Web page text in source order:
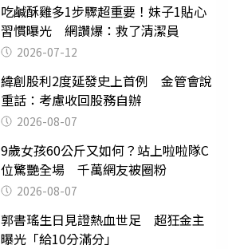
吃鹹酥雞多1步驟超重要！妹子1貼心
習慣曝光 網讚爆：救了清潔員
2026-07-12
緯創股利2度延發史上首例 金管會說
重話：考慮收回股務自辦
2026-08-07
9歲女孩60公斤又如何？站上啦啦隊C
位驚艷全場 千萬網友被圈粉
2026-08-07
郭書瑤生日見證熱血世足 超狂金主
曝光「給10分滿分」